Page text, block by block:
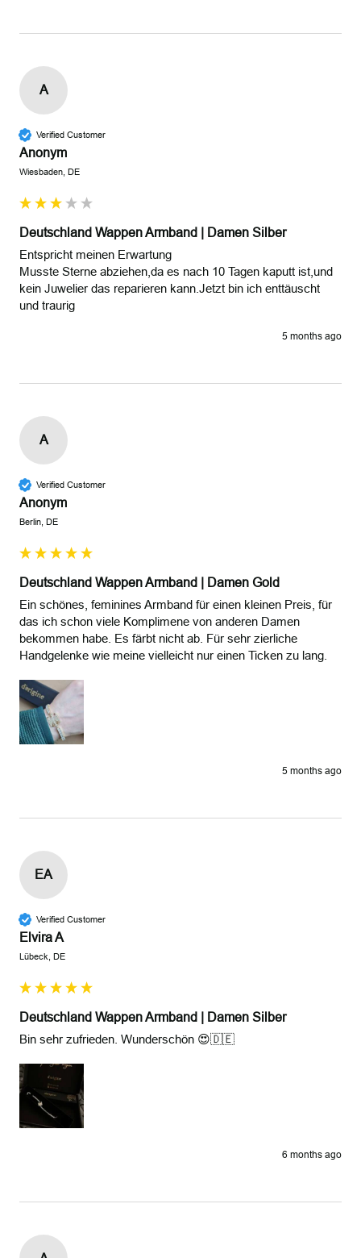
A
Verified Customer
Anonym
Wiesbaden, DE
Deutschland Wappen Armband | Damen Silber
Entspricht meinen Erwartung
Musste Sterne abziehen,da es nach 10 Tagen kaputt ist,und
kein Juwelier das reparieren kann.Jetzt bin ich enttäuscht
und traurig
5 months ago
A
Verified Customer
Anonym
Berlin, DE
Deutschland Wappen Armband | Damen Gold
Ein schönes, feminines Armband für einen kleinen Preis, für
das ich schon viele Komplimene von anderen Damen
bekommen habe. Es färbt nicht ab. Für sehr zierliche
Handgelenke wie meine vielleicht nur einen Ticken zu lang.
5 months ago
EA
Verified Customer
Elvira A
Lübeck, DE
Deutschland Wappen Armband | Damen Silber
Bin sehr zufrieden. Wunderschön 😍🇩🇪
6 months ago